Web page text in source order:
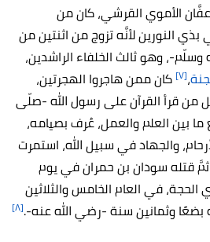
الأموي القرشي، كان من
بذي النورين لأنَّه تزوج من اثنتين من
، وهو ثالث الخلفاء الراشدين،
،[٧]
كان ممن هاجروا الهجرتين،
قرأ القرآن على رسول الله -صلّى
بين العلم والعمل، عُرف بصيامه،
والجهاد في سبيل الله، استمرت
قتله سودان بن حمران في يوم
في العام الخامس والثلاثين
بضعًا وثمانين سنة -رضي الله عنه-.[٨]